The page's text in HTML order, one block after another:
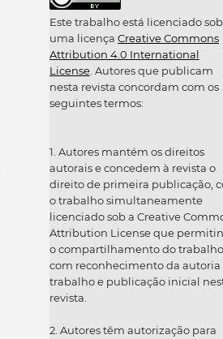
Este trabalho está licenciado sob
uma licença Creative Commons
Attribution 4.0 International
License . Autores que publicam
nesta revista concordam com os
seguintes termos:
1. Autores mantém os direitos
autorais e concedem à revista o
direito de primeira publicação,
o trabalho simultaneamente
licenciado sob a Creative
Attribution License que
o compartilhamento do trabalho
com reconhecimento da autoria
trabalho e publicação inicial
revista.
2. Autores têm autorização para